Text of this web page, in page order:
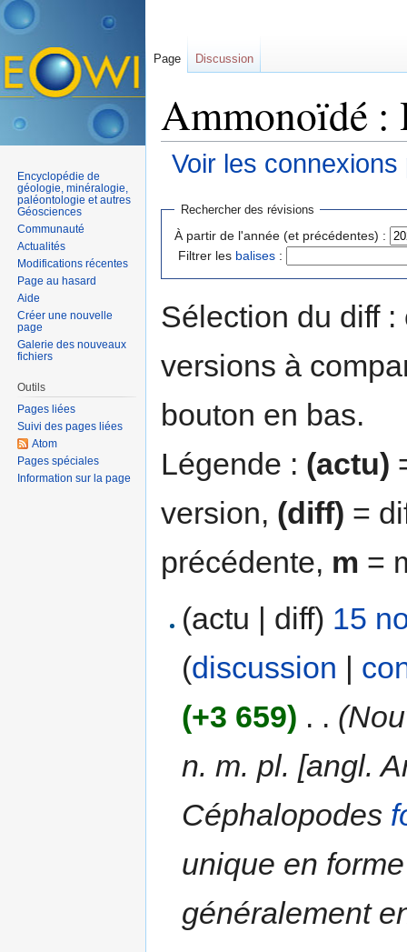
Ammonoïdé :
Voir les
Rechercher des révisions
À partir de l'année (et précédentes) :
Filtrer les balises :
Sélection du diff
versions à
bouton en bas.
Légende : (actu)
version, (diff) =
précédente, m =
(actu | diff) 15
(discussion |
(+3 659) . .
n. m. pl. [angl.
Céphalopodes
unique en
généralement
Page Discussion
Encyclopédie de
géologie, minéralogie,
paléontologie et autres
Géosciences
Communauté
Actualités
Modifications récentes
Page au hasard
Aide
Créer une nouvelle
page
Galerie des nouveaux
fichiers
Outils
Pages liées
Suivi des pages liées
Atom
Pages spéciales
Information sur la page